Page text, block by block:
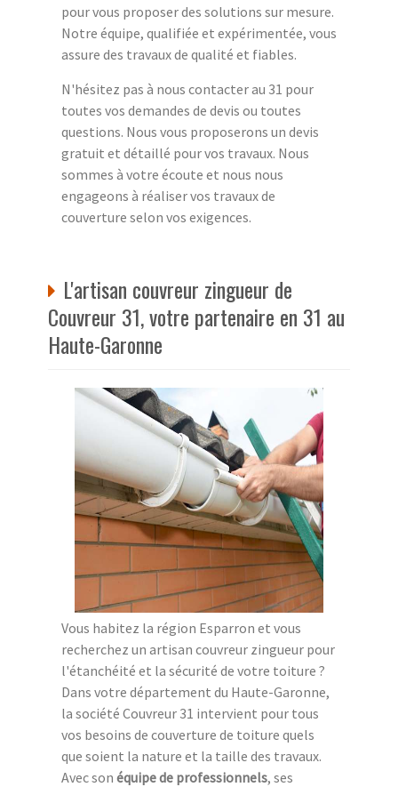
pour vous proposer des solutions sur mesure.
Notre équipe, qualifiée et expérimentée, vous
assure des travaux de qualité et fiables.
N'hésitez pas à nous contacter au 31 pour
toutes vos demandes de devis ou toutes
questions. Nous vous proposerons un devis
gratuit et détaillé pour vos travaux. Nous
sommes à votre écoute et nous nous
engageons à réaliser vos travaux de
couverture selon vos exigences.
L'artisan couvreur zingueur de
Couvreur 31, votre partenaire en 31 au
Haute-Garonne
Vous habitez la région Esparron et vous
recherchez un artisan couvreur zingueur pour
l'étanchéité et la sécurité de votre toiture ?
Dans votre département du Haute-Garonne,
la société Couvreur 31 intervient pour tous
vos besoins de couverture de toiture quels
que soient la nature et la taille des travaux.
Avec son équipe de professionnels, ses